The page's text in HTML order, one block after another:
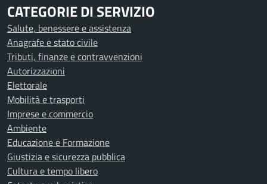
CATEGORIE DI SERVIZIO
Salute, benessere e assistenza
Anagrafe e stato civile
Tributi, finanze e contravvenzioni
Autorizzazioni
Elettorale
Mobilità e trasporti
Imprese e commercio
Ambiente
Educazione e Formazione
Giustizia e sicurezza pubblica
Cultura e tempo libero